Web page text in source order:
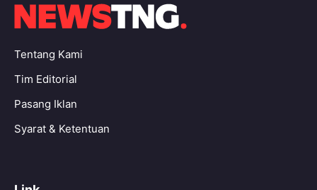
Tentang Kami
Tim Editorial
Pasang Iklan
Syarat & Ketentuan